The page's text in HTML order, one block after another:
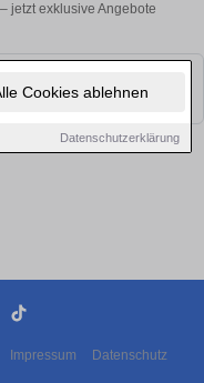
Cookies ablehnen
Datenschutzerklärung
jetzt exklusive Angebote
finden. Schauen Sie
Impressum Datenschutz